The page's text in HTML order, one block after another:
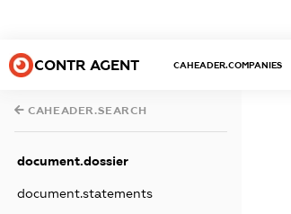
CONTR AGENT CAHEADER.COMPANIES
CAHEADER.SEARCH
document.dossier
document.statements